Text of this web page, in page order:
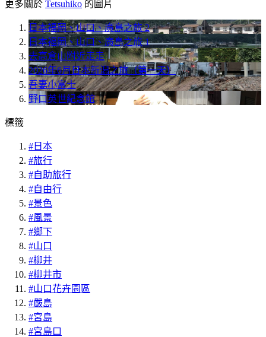
更多關於 Tetsuhiko 的圖片
日本福岡、山口、廣島之旅 2
日本福岡、山口、廣島之旅 1
去高倉山附近走走
2026年6月日本新潟之旅（第一天）
吾妻小富士
野口英世紀念館
標籤
#日本
#旅行
#自助旅行
#自由行
#景色
#風景
#鄉下
#山口
#柳井
#柳井市
#山口花卉園區
#嚴島
#宮島
#宮島口